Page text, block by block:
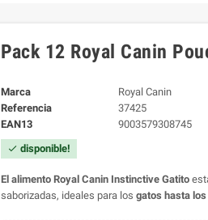
Pack 12 Royal Canin
Marca
Royal Canin
Referencia
37425
EAN13
9003579308745
check disponible!
El alimento Royal Canin Instinctive Gatito
saborizadas, ideales para los gatos hasta